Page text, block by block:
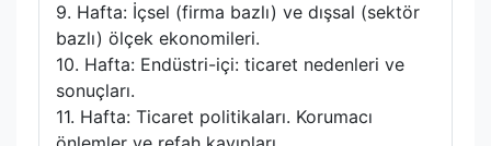
9. Hafta: İçsel (firma bazlı) ve dışsal (sektör
bazlı) ölçek ekonomileri.
10. Hafta: Endüstri-içi: ticaret nedenleri ve
sonuçları.
11. Hafta: Ticaret politikaları. Korumacı